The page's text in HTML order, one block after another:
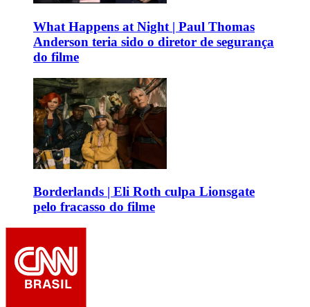
What Happens at Night | Paul Thomas
Anderson teria sido o diretor de segurança
do filme
Borderlands | Eli Roth culpa Lionsgate
pelo fracasso do filme